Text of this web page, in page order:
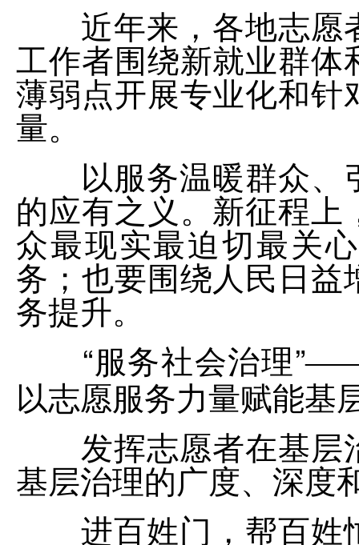
近年来，各地志愿
工作者围绕新就业群
薄弱点开展专业化和
量。
以服务温暖群众、
的应有之义。新征程
众最现实最迫切最关
务；也要围绕人民日
务提升。
“服务社会治理”
以志愿服务力量赋能基
发挥志愿者在基层
基层治理的广度、深度
进百姓门，帮百姓